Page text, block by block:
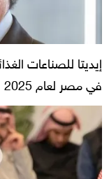
في مصر لعام 2025